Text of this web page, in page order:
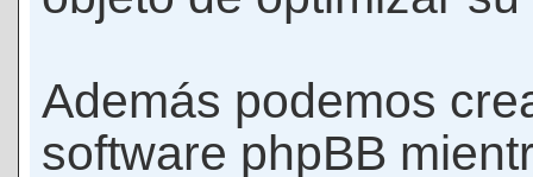
Además podemos
software phpBB